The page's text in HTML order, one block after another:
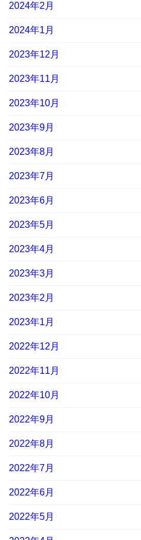
2024年2月
2024年1月
2023年12月
2023年11月
2023年10月
2023年9月
2023年8月
2023年7月
2023年6月
2023年5月
2023年4月
2023年3月
2023年2月
2023年1月
2022年12月
2022年11月
2022年10月
2022年9月
2022年8月
2022年7月
2022年6月
2022年5月